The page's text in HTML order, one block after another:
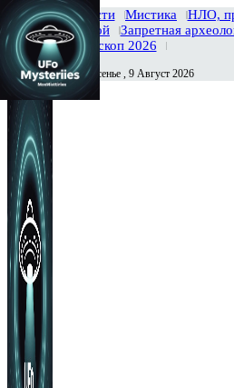
Главная Новости Мистика
НЛО,
Тайны вселенной
Запретная
История
Гороскоп 2026
Сегодня Воскресенье , 9 Август 2026